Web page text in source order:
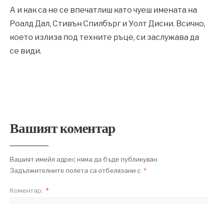
А и как са не се впечатлиш като чуеш имената на
Роалд Дал, Стивън Спилбърг и Уолт Дисни. Всичко,
което излиза под техните ръце, си заслужава да
се види.
Вашият коментар
Вашият имейл адрес няма да бъде публикуван.
Задължителните полета са отбелязани с *
Коментар: *